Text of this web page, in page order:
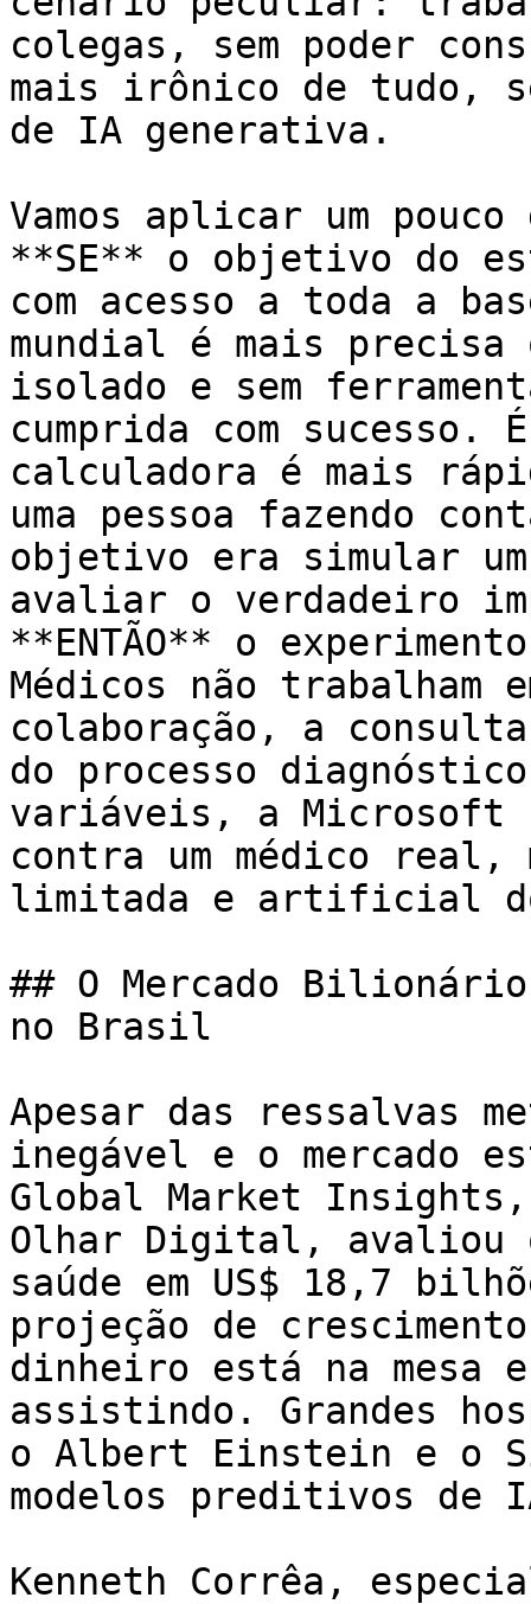
colegas, sem poder
mais irônico de tudo,
de IA generativa.
Vamos aplicar um
**SE** o objetivo do
com acesso a toda a
mundial é mais precisa
isolado e sem
cumprida com sucesso.
calculadora é mais
uma pessoa fazendo
objetivo era simular
avaliar o verdadeiro
**ENTÃO** o
Médicos não trabalham
colaboração, a
do processo
variáveis, a Microsoft
contra um médico real,
limitada e artificial
## O Mercado
no Brasil
Apesar das ressalvas
inegável e o mercado
Global Market
Olhar Digital, avaliou
saúde em US$ 18,7
projeção de
dinheiro está na mesa
assistindo. Grandes
o Albert Einstein e o
modelos preditivos de
Kenneth Corrêa,